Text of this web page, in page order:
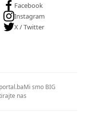
Facebook
Instagram
X / Twitter
Mi smo BIG
nas